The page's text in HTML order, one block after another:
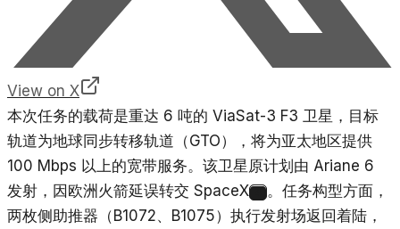
View on X
本次任务的载荷是重达 6 吨的 ViaSat-3 F3 卫星，目标
轨道为地球同步转移轨道（GTO），将为亚太地区提供
100 Mbps 以上的宽带服务。该卫星原计划由 Ariane 6
发射，因欧洲火箭延误转交 SpaceX
。任务构型方面，
两枚侧助推器（B1072、B1075）执行发射场返回着陆，